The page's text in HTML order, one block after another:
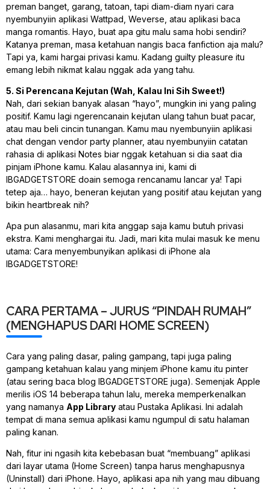
preman banget, garang, tatoan, tapi diam-diam nyari cara
nyembunyiin aplikasi Wattpad, Weverse, atau aplikasi baca
manga romantis. Hayo, buat apa gitu malu sama hobi sendiri?
Katanya preman, masa ketahuan nangis baca fanfiction aja malu?
Tapi ya, kami hargai privasi kamu. Kadang guilty pleasure itu
emang lebih nikmat kalau nggak ada yang tahu.
5. Si Perencana Kejutan (Wah, Kalau Ini Sih Sweet!)
Nah, dari sekian banyak alasan “hayo”, mungkin ini yang paling
positif. Kamu lagi ngerencanain kejutan ulang tahun buat pacar,
atau mau beli cincin tunangan. Kamu mau nyembunyiin aplikasi
chat dengan vendor party planner, atau nyembunyiin catatan
rahasia di aplikasi Notes biar nggak ketahuan si dia saat dia
pinjam iPhone kamu. Kalau alasannya ini, kami di
IBGADGETSTORE doain semoga rencanamu lancar ya! Tapi
tetep aja… hayo, beneran kejutan yang positif atau kejutan yang
bikin heartbreak nih?
Apa pun alasanmu, mari kita anggap saja kamu butuh privasi
ekstra. Kami menghargai itu. Jadi, mari kita mulai masuk ke menu
utama: Cara menyembunyikan aplikasi di iPhone ala
IBGADGETSTORE!
CARA PERTAMA – JURUS “PINDAH RUMAH”
(MENGHAPUS DARI HOME SCREEN)
Cara yang paling dasar, paling gampang, tapi juga paling
gampang ketahuan kalau yang minjem iPhone kamu itu pinter
(atau sering baca blog IBGADGETSTORE juga). Semenjak Apple
merilis iOS 14 beberapa tahun lalu, mereka memperkenalkan
yang namanya App Library atau Pustaka Aplikasi. Ini adalah
tempat di mana semua aplikasi kamu ngumpul di satu halaman
paling kanan.
Nah, fitur ini ngasih kita kebebasan buat “membuang” aplikasi
dari layar utama (Home Screen) tanpa harus menghapusnya
(Uninstall) dari iPhone. Hayo, aplikasi apa nih yang mau dibuang